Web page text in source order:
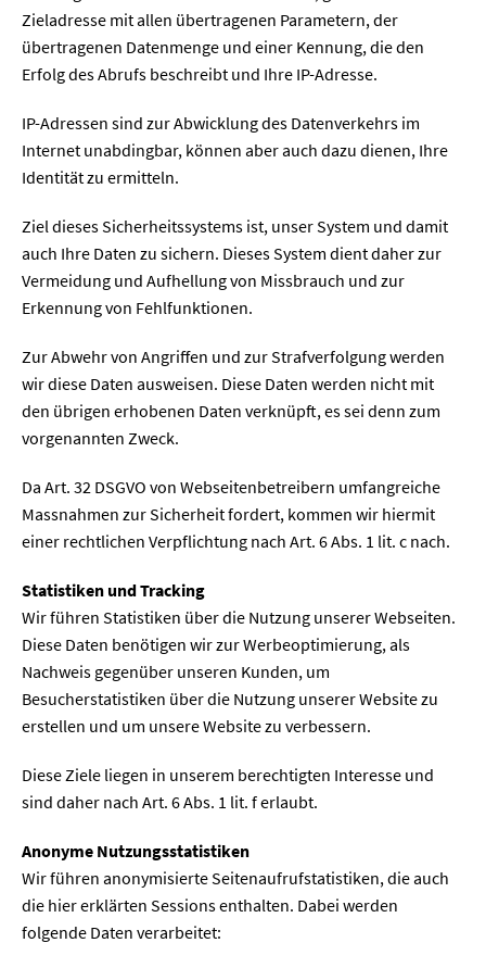
Zieladresse mit allen übertragenen Parametern, der
übertragenen Datenmenge und einer Kennung, die den
Erfolg des Abrufs beschreibt und Ihre IP-Adresse.
IP-Adressen sind zur Abwicklung des Datenverkehrs im
Internet unabdingbar, können aber auch dazu dienen, Ihre
Identität zu ermitteln.
Ziel dieses Sicherheitssystems ist, unser System und damit
auch Ihre Daten zu sichern. Dieses System dient daher zur
Vermeidung und Aufhellung von Missbrauch und zur
Erkennung von Fehlfunktionen.
Zur Abwehr von Angriffen und zur Strafverfolgung werden
wir diese Daten ausweisen. Diese Daten werden nicht mit
den übrigen erhobenen Daten verknüpft, es sei denn zum
vorgenannten Zweck.
Da Art. 32 DSGVO von Webseitenbetreibern umfangreiche
Massnahmen zur Sicherheit fordert, kommen wir hiermit
einer rechtlichen Verpflichtung nach Art. 6 Abs. 1 lit. c nach.
Statistiken und Tracking
Wir führen Statistiken über die Nutzung unserer Webseiten.
Diese Daten benötigen wir zur Werbeoptimierung, als
Nachweis gegenüber unseren Kunden, um
Besucherstatistiken über die Nutzung unserer Website zu
erstellen und um unsere Website zu verbessern.
Diese Ziele liegen in unserem berechtigten Interesse und
sind daher nach Art. 6 Abs. 1 lit. f erlaubt.
Anonyme Nutzungsstatistiken
Wir führen anonymisierte Seitenaufrufstatistiken, die auch
die hier erklärten Sessions enthalten. Dabei werden
folgende Daten verarbeitet: